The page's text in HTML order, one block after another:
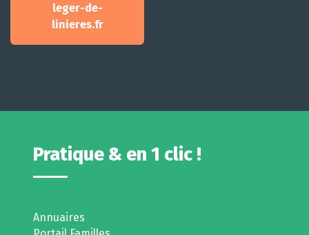
leger-de-
linieres.fr
Pratique & en 1 clic !
Annuaires